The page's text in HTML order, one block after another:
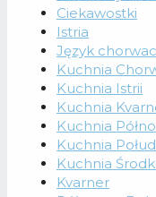
Ciekawostki
Istria
Język
Kuchnia
Kuchnia Istrii
Kuchnia
Kuchnia
Kuchnia
Kuchnia
Kvarner